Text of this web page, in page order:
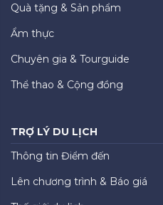
Quà tặng & Sản phẩm
Ẩm thực
Chuyên gia & Tourguide
Thể thao & Cộng đồng
TRỢ LÝ DU LỊCH
Thông tin Điểm đến
Lên chương trình & Báo giá